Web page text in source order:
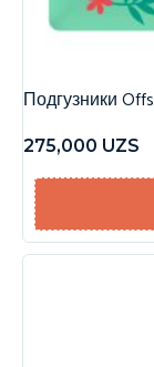
Подгузники
275,000 UZS